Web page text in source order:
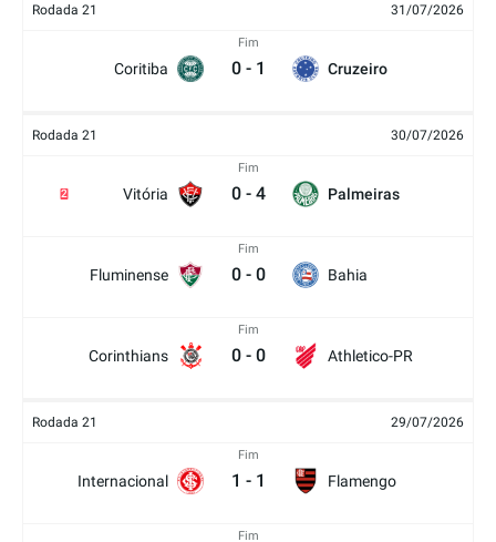
Rodada 21 31/07/2026
Coritiba
Fim
0 - 1 Cruzeiro
Rodada 21 30/07/2026
Vitória
2
Fim
0 - 4 Palmeiras
Fluminense
Fim
0 - 0 Bahia
Corinthians
Fim
0 - 0 Athletico-PR
Rodada 21 29/07/2026
Internacional
Fim
1 - 1 Flamengo
Fim